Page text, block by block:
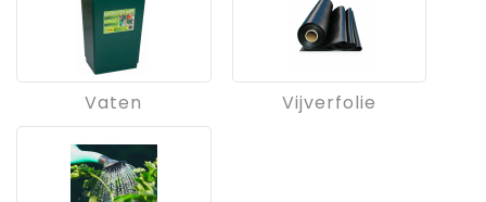
Vaten Vijverfolie